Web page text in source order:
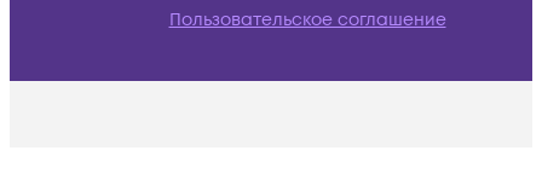
Пользовательское соглашение